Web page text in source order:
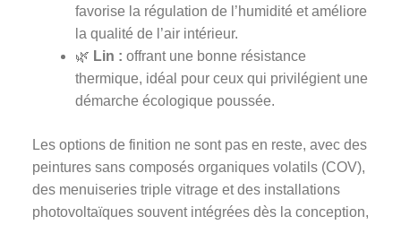
favorise la régulation de l’humidité et améliore
la qualité de l’air intérieur.
🌿 Lin : offrant une bonne résistance
thermique, idéal pour ceux qui privilégient une
démarche écologique poussée.
Les options de finition ne sont pas en reste, avec des
peintures sans composés organiques volatils (COV),
des menuiseries triple vitrage et des installations
photovoltaïques souvent intégrées dès la conception,